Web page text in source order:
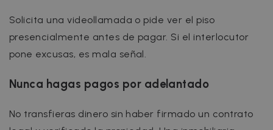
Solicita una videollamada o pide ver el piso
presencialmente antes de pagar. Si el interlocutor
pone excusas, es mala señal.
Nunca hagas pagos por adelantado
No transfieras dinero sin haber firmado un contrato